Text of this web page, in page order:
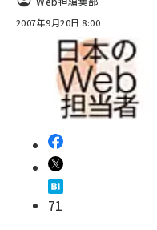
2007年9月20日 8:00
71